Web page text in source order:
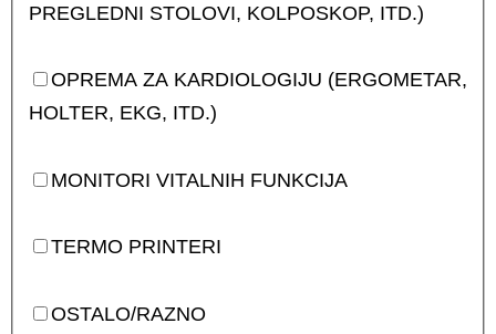
PREGLEDNI STOLOVI, KOLPOSKOP, ITD.)
OPREMA ZA KARDIOLOGIJU (ERGOMETAR,
HOLTER, EKG, ITD.)
MONITORI VITALNIH FUNKCIJA
TERMO PRINTERI
OSTALO/RAZNO